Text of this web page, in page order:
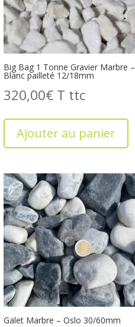
Big Bag 1 Tonne Gravier Marbre –
Blanc pailleté 12/18mm
320,00€ T
Ajouter au panier
Galet Marbre – Oslo 30/60mm